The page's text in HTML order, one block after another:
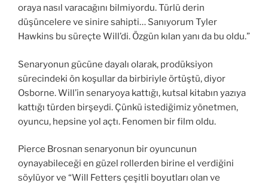
oraya nasıl varacağını bilmiyordu. Türlü derin
düşüncelere ve sinire sahipti… Sanıyorum Tyler
Hawkins bu süreçte Will’di. Özgün kılan yanı da bu oldu.”
Senaryonun gücüne dayalı olarak, prodüksiyon
sürecindeki ön koşullar da birbiriyle örtüştü, diyor
Osborne. Will’in senaryoya kattığı, kutsal kitabın yazıya
kattığı türden birşeydi. Çünkü istediğimiz yönetmen,
oyuncu, hepsine yol açtı. Fenomen bir film oldu.
Pierce Brosnan senaryonun bir oyuncunun
oynayabileceği en güzel rollerden birine el verdiğini
söylüyor ve “Will Fetters çeşitli boyutları olan ve